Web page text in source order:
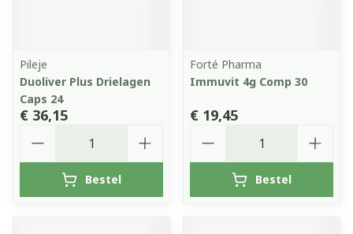
Pileje
Duoliver Plus Drielagen
Caps 24
€ 36,15
Bestel
Forté Pharma
Immuvit 4g Comp 30
€ 19,45
Bestel